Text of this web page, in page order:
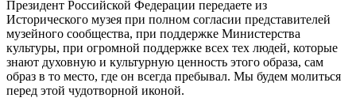
Президент Российской Федерации передаете из
Исторического музея при полном согласии представителей
музейного сообщества, при поддержке Министерства
культуры, при огромной поддержке всех тех людей, которые
знают духовную и культурную ценность этого образа, сам
образ в то место, где он всегда пребывал. Мы будем молиться
перед этой чудотворной иконой.